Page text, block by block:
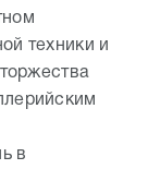
техники и
в